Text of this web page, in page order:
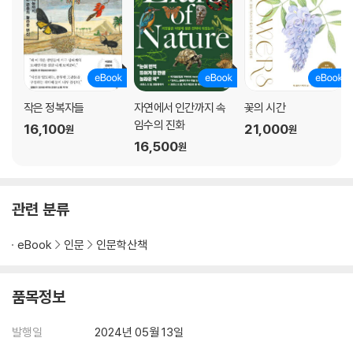
작은 정복자들
16,100원
자연에서 인간까지 속
임수의 진화
16,500원
꽃의 시간
21,000원
관련 분류
eBook 인문 인문학산책
품목정보
발행일
2024년 05월 13일